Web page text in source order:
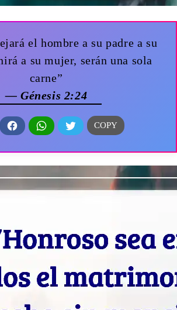
el hombre a su padre a su
a su mujer, serán una sola
carne”
— Génesis 2:24